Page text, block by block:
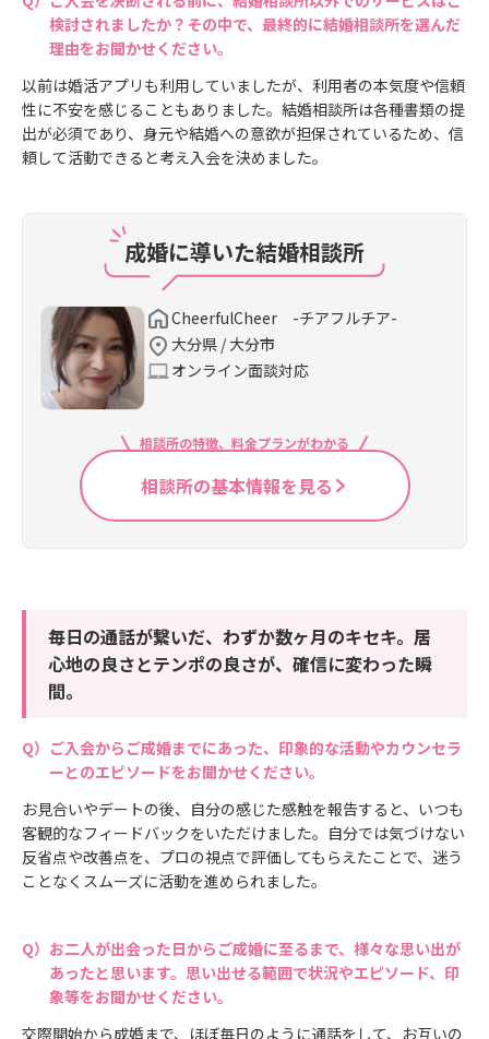
検討されましたか？その中で、最終的に結婚相談所を選んだ
理由をお聞かせください。
以前は婚活アプリも利用していましたが、利用者の本気度や信頼
性に不安を感じることもありました。結婚相談所は各種書類の提
出が必須であり、身元や結婚への意欲が担保されているため、信
頼して活動できると考え入会を決めました。
成婚に導いた結婚相談所
CheerfulCheer -チアフルチア-
大分県 / 大分市
オンライン面談対応
相談所の特徴、料金プランがわかる
相談所の基本情報を見る
毎日の通話が繋いだ、わずか数ヶ月のキセキ。居
心地の良さとテンポの良さが、確信に変わった瞬
間。
ご入会からご成婚までにあった、印象的な活動やカウンセラ
ーとのエピソードをお聞かせください。
お見合いやデートの後、自分の感じた感触を報告すると、いつも
客観的なフィードバックをいただけました。自分では気づけない
反省点や改善点を、プロの視点で評価してもらえたことで、迷う
ことなくスムーズに活動を進められました。
お二人が出会った日からご成婚に至るまで、様々な思い出が
あったと思います。思い出せる範囲で状況やエピソード、印
象等をお聞かせください。
交際開始から成婚まで、ほぼ毎日のように通話をして、お互いの